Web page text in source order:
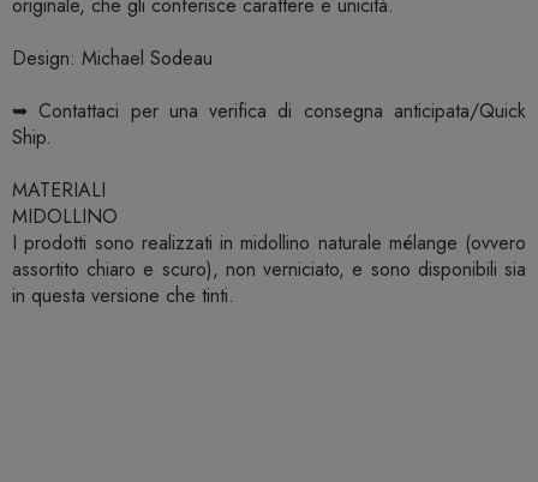
originale, che gli conferisce carattere e unicità.
Design: Michael Sodeau
➥ Contattaci per una verifica di consegna anticipata/Quick
Ship.
MATERIALI
MIDOLLINO
I prodotti sono realizzati in midollino naturale mélange (ovvero
assortito chiaro e scuro), non verniciato, e sono disponibili sia
in questa versione che tinti.